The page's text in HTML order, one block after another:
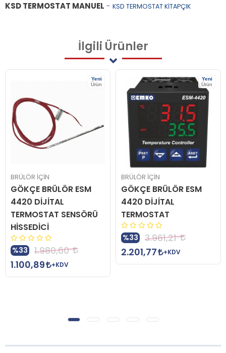
KSD TERMOSTAT MANUEL - KSD TERMOSTAT KİTAPÇIK
İlgili Ürünler
Yeni
Ürün
BRÜLÖR İÇİN
GÖKÇE BRÜLÖR ESM
4420 DİJİTAL
TERMOSTAT SENSÖRÜ
HİSSEDİCİ
%33
1.980,60
1.100,89
+KDV
Yeni
Ürün
BRÜLÖR İÇİN
GÖKÇE BRÜLÖR ESM
4420 DİJİTAL
TERMOSTAT
%33
3.961,21
2.201,77
+KDV